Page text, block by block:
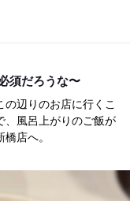
須だろうな〜
辺りのお店に行くこ
、風呂上がりのご飯が
店へ。